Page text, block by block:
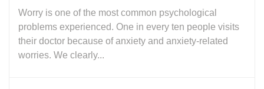
Worry is one of the most common psychological
problems experienced. One in every ten people visits
their doctor because of anxiety and anxiety-related
worries. We clearly...